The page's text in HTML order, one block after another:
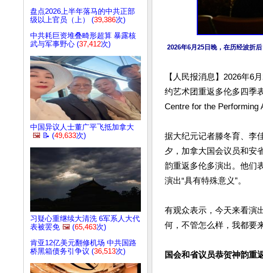
盘点2026上半年落马的中共正部
级以上官员（上） (39,386次)
中共耗巨资堆叠畸形超算 暴露核
武与军事野心 (37,412次)
中国异议人士董广平飞抵加拿大
🖼️ 📝 (49,633次)
习疑心重继续大清洗 6军系人大代
表被罢免 🖼️ (65,463次)
肯亚12亿美元翻修机场 中共国路
桥黑箱债务引争议 (36,513次)
2026年6月25日晚，在历经波折
【人民报消息】2026年6
约艺术团重返多伦多四季
Centre for the Performing
据大纪元记者滕冬育、李
夕，加拿大国会议员和安
韵重返多伦多演出。他们
演出“具有特殊意义”。
有观众表示，今天来看演
何，不管怎么样，我都要
国会和省议员恭贺神韵重